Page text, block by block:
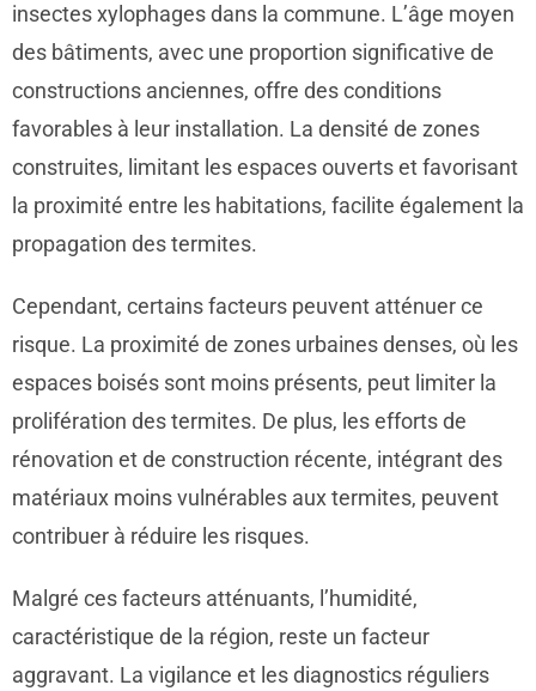
insectes xylophages dans la commune. L’âge moyen
des bâtiments, avec une proportion significative de
constructions anciennes, offre des conditions
favorables à leur installation. La densité de zones
construites, limitant les espaces ouverts et favorisant
la proximité entre les habitations, facilite également la
propagation des termites.
Cependant, certains facteurs peuvent atténuer ce
risque. La proximité de zones urbaines denses, où les
espaces boisés sont moins présents, peut limiter la
prolifération des termites. De plus, les efforts de
rénovation et de construction récente, intégrant des
matériaux moins vulnérables aux termites, peuvent
contribuer à réduire les risques.
Malgré ces facteurs atténuants, l’humidité,
caractéristique de la région, reste un facteur
aggravant. La vigilance et les diagnostics réguliers